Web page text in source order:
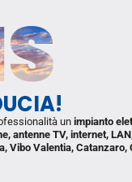
un impianto
antenne TV, internet,
Vibo Valentia, Catanzaro,